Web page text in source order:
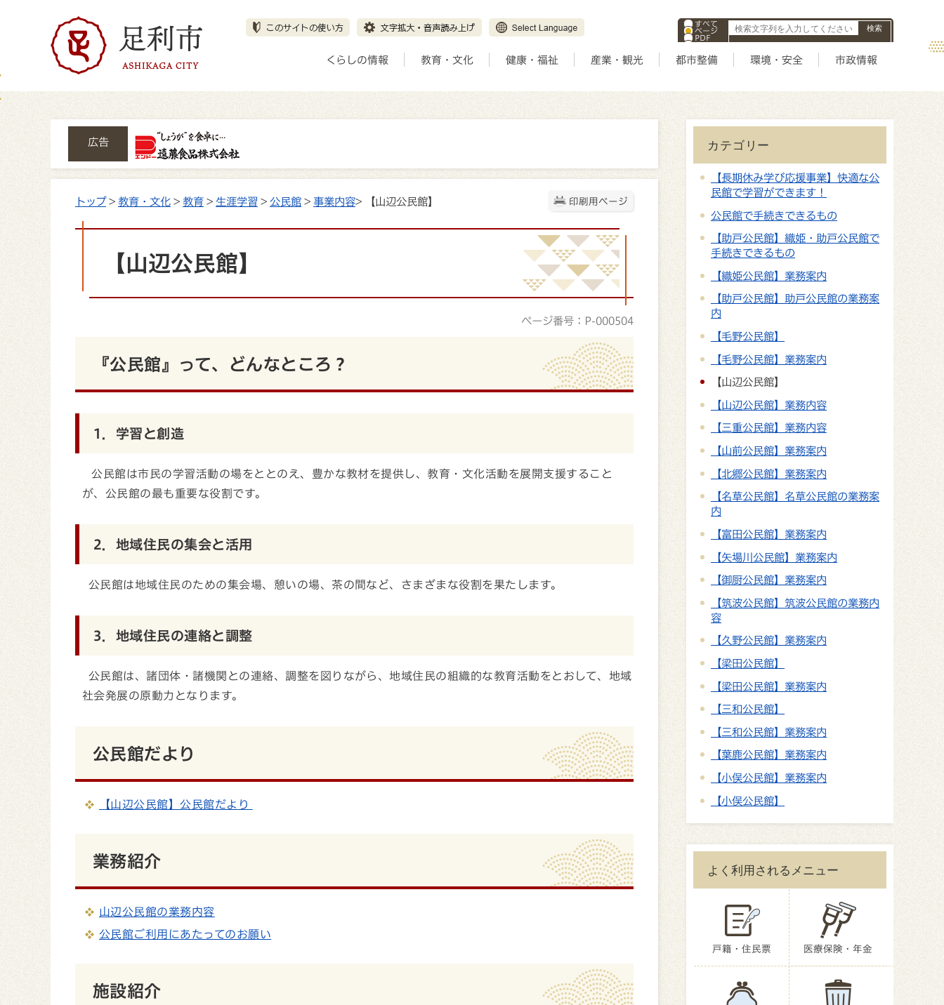
すべて
ページ
PDF
ID
くらしの情報 教育・文化 健康・福祉 産業・観光 都市整備 環境・安全 市政情報
広告
印刷用ページ
トップ> 教育・文化 > 教育 > 生涯学習 > 公民館 > 事業内容> 【山辺公民館】
【山辺公民館】
ページ番号：P-000504
『公民館』って、どんなところ？
1．学習と創造
公民館は市民の学習活動の場をととのえ、豊かな教材を提供し、教育・文化活動を展開支援すること
が、公民館の最も重要な役割です。
2．地域住民の集会と活用
公民館は地域住民のための集会場、憩いの場、茶の間など、さまざまな役割を果たします。
3．地域住民の連絡と調整
公民館は、諸団体・諸機関との連絡、調整を図りながら、地域住民の組織的な教育活動をとおして、地域
社会発展の原動力となります。
公民館だより
【山辺公民館】公民館だより
業務紹介
山辺公民館の業務内容
公民館ご利用にあたってのお願い
施設紹介
カテゴリー
【長期休み学び応援事業】快適な公
民館で学習ができます！
公民館で手続きできるもの
【助戸公民館】織姫・助戸公民館で
手続きできるもの
【織姫公民館】業務案内
【助戸公民館】助戸公民館の業務案
内
【毛野公民館】
【毛野公民館】業務案内
【山辺公民館】
【山辺公民館】業務内容
【三重公民館】業務内容
【山前公民館】業務案内
【北郷公民館】業務案内
【名草公民館】名草公民館の業務案
内
【富田公民館】業務案内
【矢場川公民館】業務案内
【御厨公民館】業務案内
【筑波公民館】筑波公民館の業務内
容
【久野公民館】業務案内
【梁田公民館】
【梁田公民館】業務案内
【三和公民館】
【三和公民館】業務案内
【葉鹿公民館】業務案内
【小俣公民館】業務案内
【小俣公民館】
よく利用されるメニュー
戸籍・住民票 医療保険・年金